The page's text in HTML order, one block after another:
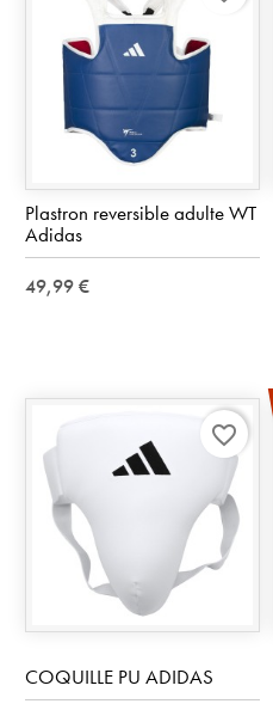
Plastron reversible adulte WT
Adidas
49,99 €
COQUILLE PU ADIDAS
favorite_border